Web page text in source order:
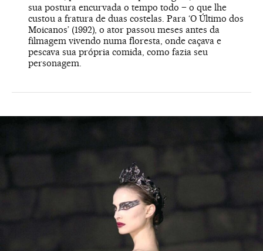
sua postura encurvada o tempo todo – o que lhe
custou a fratura de duas costelas. Para ‘O Último dos
Moicanos’ (1992), o ator passou meses antes da
filmagem vivendo numa floresta, onde caçava e
pescava sua própria comida, como fazia seu
personagem.